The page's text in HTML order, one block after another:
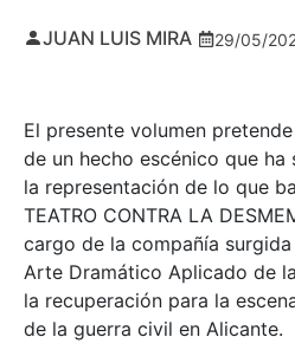
JUAN LUIS MIRA 29/05/
El presente volumen
de un hecho escénico que ha
la representación de lo que
TEATRO CONTRA LA
cargo de la compañía
Arte Dramático Aplicado de
la recuperación para la
de la guerra civil en Alicante.